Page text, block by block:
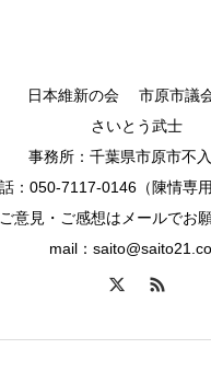
日本維新の会 市原市議
さいとう武士
事務所：千葉県市原市不
：050-7117-0146（陳情専用
意見・ご感想はメールでお願
mail：